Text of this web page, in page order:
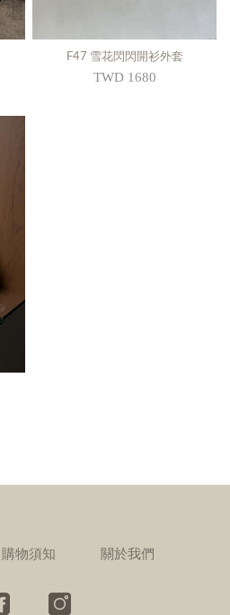
F47 雪花閃閃開衫外套
TWD 1680
購物須知 關於我們